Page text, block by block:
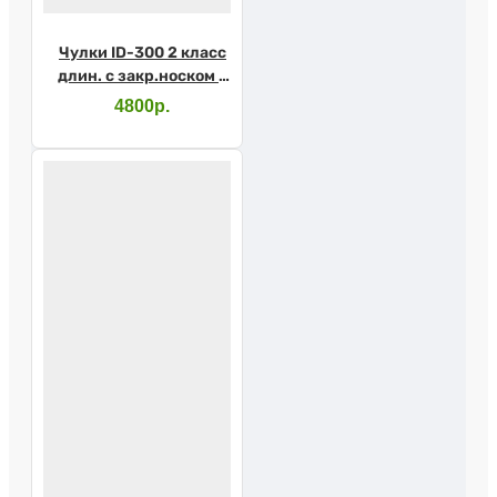
Чулки ID-300 2 класс
длин. с закр.носком с
прост.рез. M
4800р.